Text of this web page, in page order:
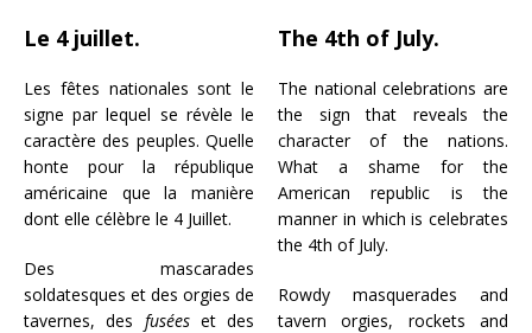
Le 4 juillet.
Les fêtes nationales sont le
signe par lequel se révèle le
caractère des peuples. Quelle
honte pour la république
américaine que la manière
dont elle célèbre le 4 Juillet.
Des mascarades
soldatesques et des orgies de
tavernes, des fuséeset des
The 4th of July.
The national celebrations are
the sign that reveals the
character of the nations.
What a shame for the
American republic is the
manner in which is celebrates
the 4th of July.
Rowdy masquerades and
tavern orgies, rockets and